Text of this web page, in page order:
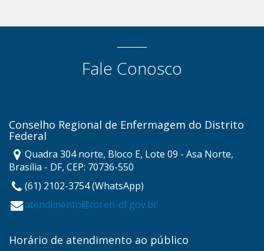
Fale Conosco
Conselho Regional de Enfermagem do Distrito
Federal
Quadra 304 norte, Bloco E, Lote 09 - Asa Norte,
Brasília - DF, CEP: 70736-550
(61) 2102-3754 (WhatsApp)
atendimento@coren-df.gov.br
Horário de atendimento ao público